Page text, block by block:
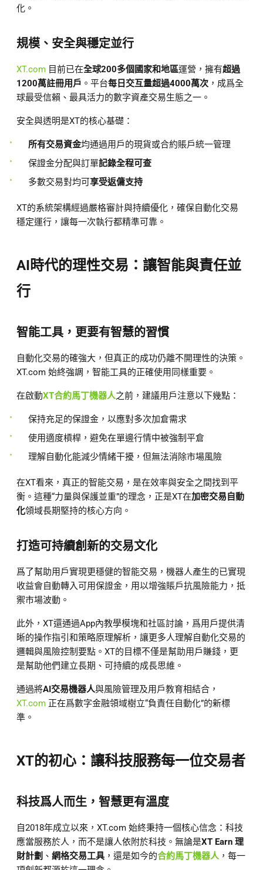
化。
規模、安全與穩定並行
XT.com 目前已在全球200多個國家和地區運營，擁有超過
1200萬註冊用戶 。平台每日交互量超過4000萬次 ，成爲全
球最受信賴、最具活力的數字資產交易生態之一。
安全與透明是XT的核心基礎：
所有交易資金均通過用戶的現貨或合約賬戶統一管理
保證金分配與訂單記錄全程可查
多數交易對均可享受返傭支持
XT的系統架構經過嚴格審計與持續優化，確保自動化交易
穩定運行，讓每一次執行都精準可靠。
AI時代的理性交易：讓智能與責任並
行
智能工具，更要有智慧的習慣
自動化交易的確強大，但真正的成功仍離不開理性的決策。
XT.com 始終強調，智能工具的正確使用同樣重要。
在啟動XT合約馬丁機器人之前，建議用戶注意以下幾點：
保持充足的保證金，以應對多次加倉需求
使用適度槓桿，避免在單邊行情中被強制平倉
理解自動化能減少情緒干擾，但無法消除市場風險
在XT看來，真正的智能交易，是在效率與安全之間找到平
衡。這種“力量與保護並重”的理念，正是XT在加密交易自動
化領域長期堅持的核心方向。
打造可持續創新的交易文化
爲了幫助用戶實現更穩健的智能交易，機器人產生的已實現
收益會自動轉入可用保證金，用以增強賬戶抗風險能力，抵
禦市場波動。
此外，XT還通過App內教學模塊和社區討論，爲用戶提供清
晰的操作指引和策略原理解析，讓更多人理解自動化交易的
邏輯與風險控制要點。XT的目標不僅是幫助用戶賺錢，更
是幫助他們建立長期、可持續的成長思維。
通過將AI交易機器人與風險管理及用戶教育相結合，
XT.com 正在爲數字金融領域樹立“負責任自動化”的新標
準。
XT的初心：讓科技服務每一位交易者
科技爲人而生，智慧更有溫度
自2018年成立以來，XT.com 始終秉持一個核心信念：科技
應當服務於人，而不是讓人依附於科技。無論是XT Earn 理
財計劃 、 網格交易工具 ，還是如今的合約馬丁機器人，每一